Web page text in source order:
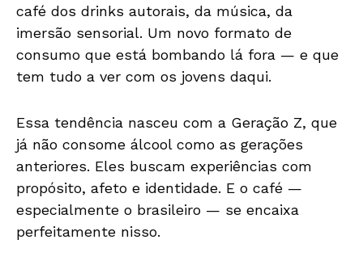
café dos drinks autorais, da música, da
imersão sensorial. Um novo formato de
consumo que está bombando lá fora — e que
tem tudo a ver com os jovens daqui.
Essa tendência nasceu com a Geração Z, que
já não consome álcool como as gerações
anteriores. Eles buscam experiências com
propósito, afeto e identidade. E o café —
especialmente o brasileiro — se encaixa
perfeitamente nisso.